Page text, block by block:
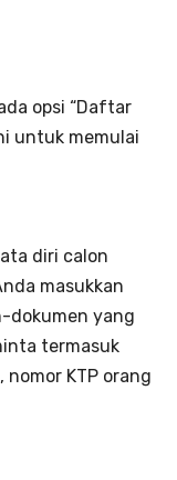
opsi “Daftar
untuk memulai
diri calon
masukkan
dokumen yang
termasuk
KTP orang